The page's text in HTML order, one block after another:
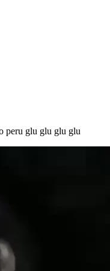
peru glu glu glu glu